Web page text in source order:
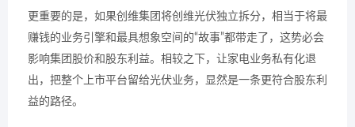
更重要的是，如果创维集团将创维光伏独立拆分，相当于将最
赚钱的业务引擎和最具想象空间的“故事”都带走了，这势必会
影响集团股价和股东利益。相较之下，让家电业务私有化退
出，把整个上市平台留给光伏业务，显然是一条更符合股东利
益的路径。